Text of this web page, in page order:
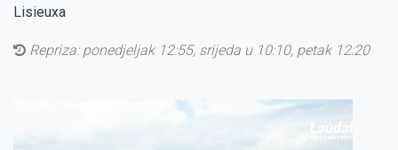
Lisieuxa
Repriza: ponedjeljak 12:55, srijeda u 10:10, petak 12:20